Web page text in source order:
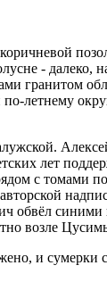
-
гранитом
лет
с томами
возле
и